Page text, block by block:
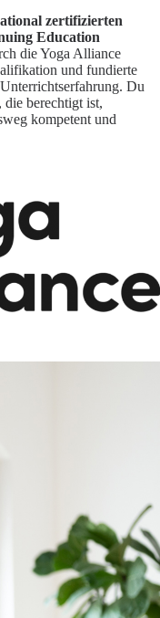
zertifizierten
Education
die Yoga Alliance
und fundierte
Du
berechtigt ist,
kompetent und